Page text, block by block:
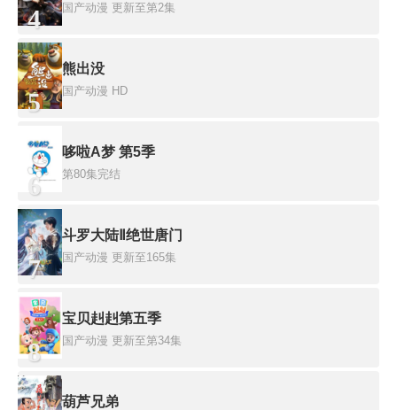
4 国产动漫 更新至第2集
5
熊出没
国产动漫 HD
6
哆啦A梦 第5季
第80集完结
7
斗罗大陆Ⅱ绝世唐门
国产动漫 更新至165集
8
宝贝赳赳第五季
国产动漫 更新至第34集
葫芦兄弟